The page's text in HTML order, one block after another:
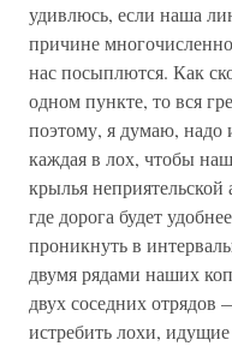
удивлюсь, если наша
причине
нас посыплются. Как
одном пункте, то вся
поэтому, я думаю, надо
каждая в лох, чтобы
крылья
где дорога будет
проникнуть в
двумя рядами наших
двух соседних
истребить лохи,